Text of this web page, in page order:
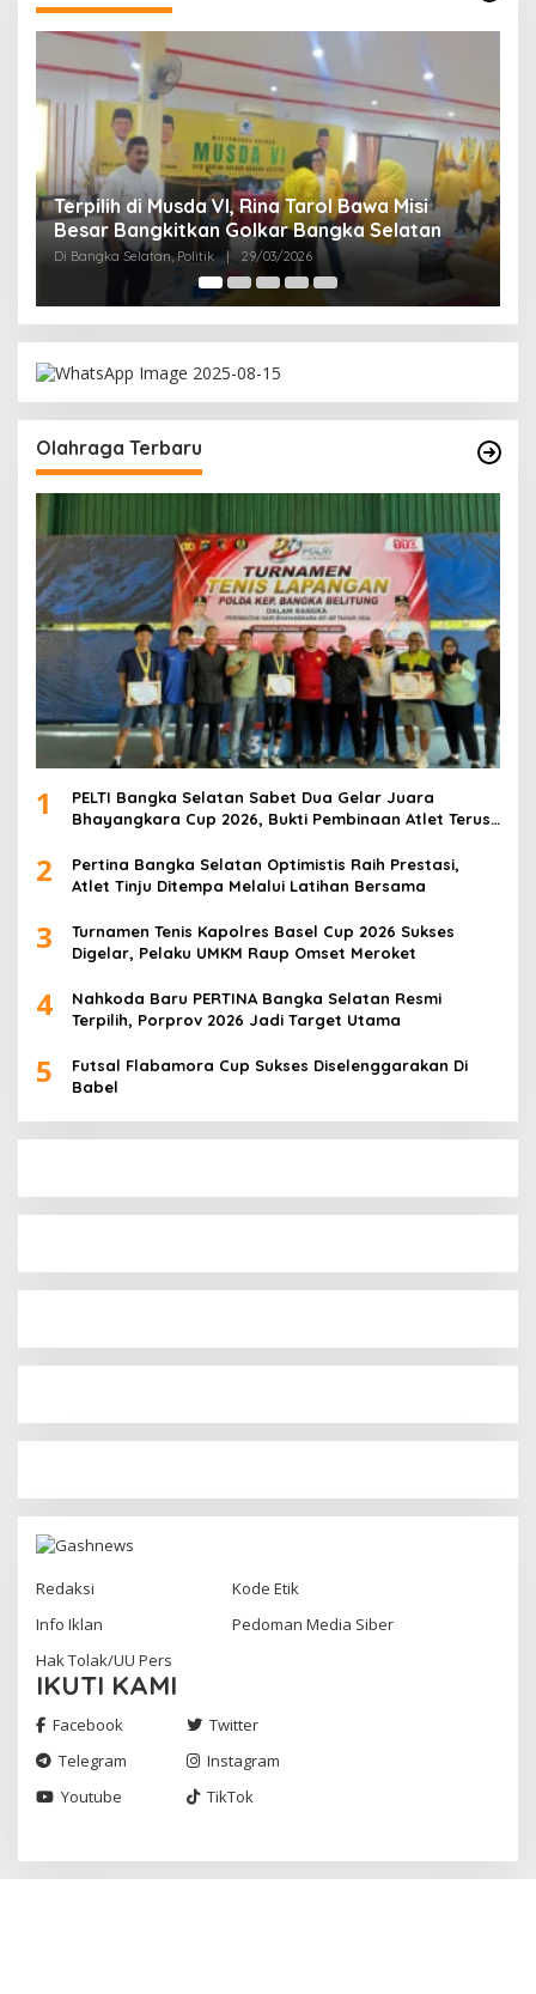
Ramadan Penuh Berkah, PAC Toboali partai
PDI Perjuangan Bagikan Takjil
Di Bangka Selatan, Politik | 18/03/2026
Olahraga Terbaru
1
PELTI Bangka Selatan Sabet Dua Gelar Juara
Bhayangkara Cup 2026, Bukti Pembinaan Atlet Terus
2
Pertina Bangka Selatan Optimistis Raih Prestasi,
Atlet Tinju Ditempa Melalui Latihan Bersama
3
Turnamen Tenis Kapolres Basel Cup 2026 Sukses
Digelar, Pelaku UMKM Raup Omset Meroket
4
Nahkoda Baru PERTINA Bangka Selatan Resmi
Terpilih, Porprov 2026 Jadi Target Utama
5
Futsal Flabamora Cup Sukses Diselenggarakan Di
Babel
Redaksi
Kode Etik
Info Iklan
Pedoman Media Siber
Hak Tolak/UU Pers
IKUTI KAMI
Facebook
Twitter
Telegram
Instagram
Youtube
TikTok